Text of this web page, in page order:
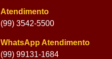
Atendimento
(99) 3542-5500
WhatsApp Atendimento
(99) 99131-1684